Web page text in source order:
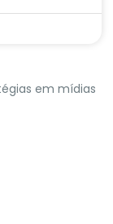
em mídias